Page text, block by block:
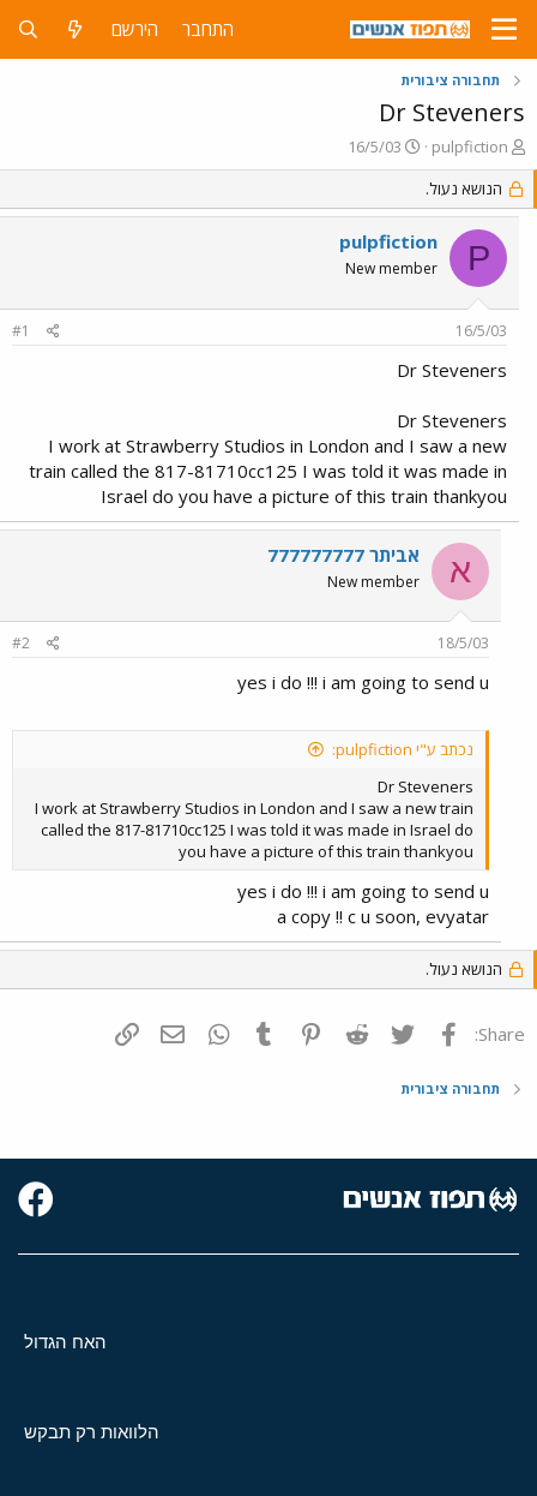
התחבר הירשם
תחבורה ציבורית
Dr Steveners
פ
ו
ת
ח
נ
pulpfiction
פ
ו
ס
ב
ת
ך
16/5/03
הנושא נעול.
P
pulpfiction
New member
16/5/03
#1
Dr Steveners
Dr Steveners
I work at Strawberry Studios in London and I saw a new
train called the 817-81710cc125 I was told it was made in
Israel do you have a picture of this train thankyou
א אביתר 777777777
New member
18/5/03
#2
yes i do !!! i am going to send u
נכתב ע"י pulpfiction:
Dr Steveners
I work at Strawberry Studios in London and I saw a new train
called the 817-81710cc125 I was told it was made in Israel do
you have a picture of this train thankyou
yes i do !!! i am going to send u
a copy !! c u soon, evyatar
הנושא נעול.
Share: פייסבוק Twitter
Reddit
Pinterest
Tumblr
WhatsAppדואר אלקטרוני
תחבורה ציבורית
האח הגדול
הלוואות רק תבקש